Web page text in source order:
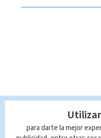
para darte la mejor